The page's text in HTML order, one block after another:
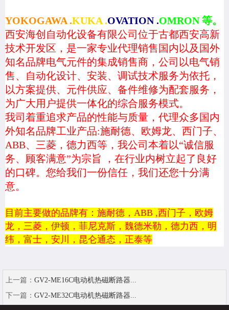
YOKOGAWA .KUKA .OVATION .OMRON 等。
西安海创自动化设备有限公司位于古都西安高新
技术开发区，是一家专业代理销售国内以及国外
知名品牌电气元件的集成销售商，公司以电气销
售、自动化设计、安装、调试技术服务为依托，
以方案提供、元件供应、备件维修为配套服务，
为广大用户提供一体化的综合服务模式。
我司着重追求产品的性能与质量，代理众多国内
外知名品牌工业产品:施耐德、欧姆龙、西门子、
ABB、三菱，德力西等，我公司本着以“诚信服
务、顾客满意”为宗旨 ，在行业内树立起了良好
的口碑。您给我们一份信任，我们还您十分满
意。
目前主要做的品牌有：施耐德， ABB ,西门子，欧姆
龙，三菱，伊顿，菲尼克斯，魏德米勒，德力西，明
纬，富士，安川
，昆仑通态，正泰等
上一篇： GV2-ME16C电动机热磁断路器...
下一篇： GV2-ME32C电动机热磁断路器...